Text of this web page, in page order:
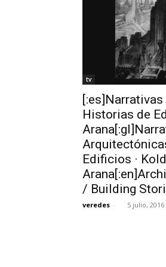
tv
Historias de
Edificios ·
/ Building
veredes - 5 julio, 2016